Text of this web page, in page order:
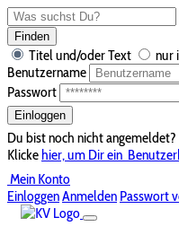
Finden
Titel und/oder Text nur
Benutzername
Passwort
Einloggen
Du bist noch nicht angemeldet?
Klickehier, um Dir ein
Mein Konto
EinloggenAnmelden Passwort